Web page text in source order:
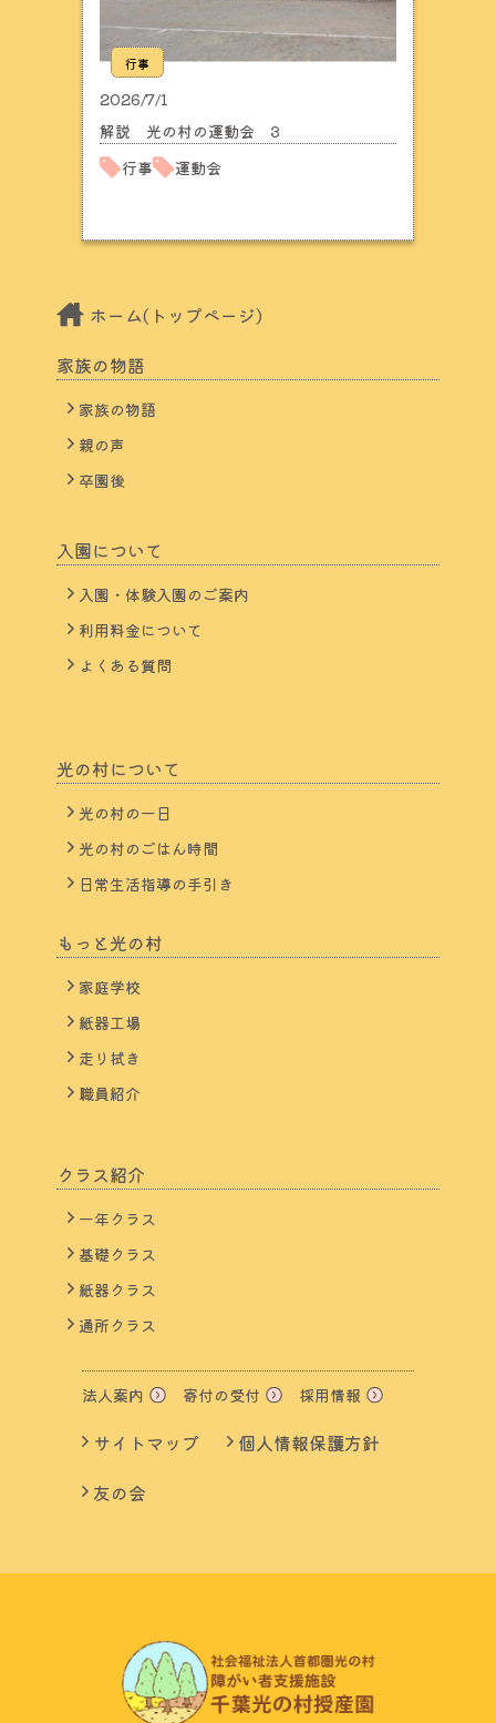
ホーム(トップページ)
家族の物語
家族の物語
親の声
卒園後
入園について
入園・体験入園のご案内
利用料金について
よくある質問
光の村について
光の村の一日
光の村のごはん時間
日常生活指導の手引き
もっと光の村
家庭学校
紙器工場
走り拭き
職員紹介
クラス紹介
一年クラス
基礎クラス
紙器クラス
通所クラス
法人案内 寄付の受付 採用情報
サイトマップ
個人情報保護方針
友の会
行事
2026/7/1
解説 光の村の運動会 3
行事
運動会